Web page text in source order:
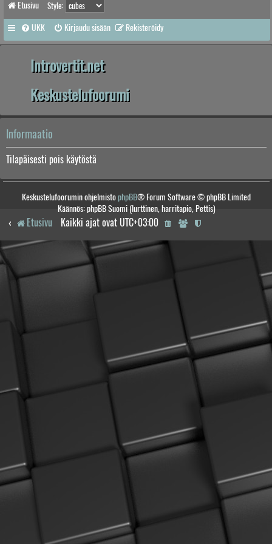
Etusivu Style:
UKK Kirjaudu sisään Rekisteröidy
Introvertit.net
Keskustelufoorumi
Informaatio
Tilapäisesti pois käytöstä
Keskustelufoorumin ohjelmistophpBB® Forum Software © phpBB Limited
Käännös: phpBB Suomi (lurttinen, harritapio, Pettis)
Etusivu Kaikki ajat ovat UTC+03:00